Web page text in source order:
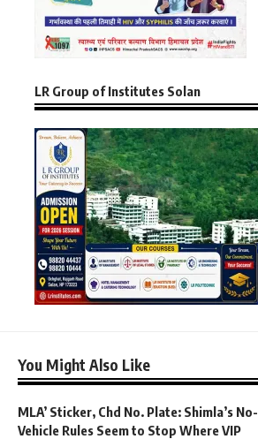
LR Group of Institutes Solan
You Might Also Like
MLA’ Sticker, Chd No. Plate: Shimla’s No-
Vehicle Rules Seem to Stop Where VIP